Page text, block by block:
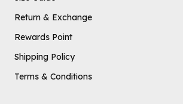
Return & Exchange
Rewards Point
Shipping Policy
Terms & Conditions